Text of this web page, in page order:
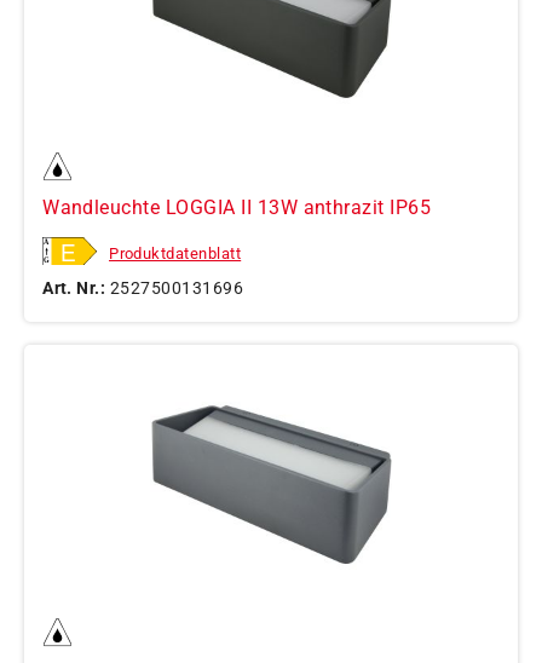
Wandleuchte LOGGIA II 13W anthrazit IP65
Produktdatenblatt
Art. Nr.: 2527500131696